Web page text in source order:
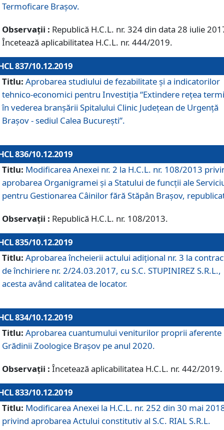
Termoficare Braşov.
Observații : Republică H.C.L. nr. 324 din data 28 iulie
Încetează aplicabilitatea H.C.L. nr. 444/2019.
837/10.12.2019
Titlu: Aprobarea studiului de fezabilitate și a indicatorilor
tehnico-economici pentru Investiția “Extindere rețea
în vederea branșării Spitalului Clinic Județean de Urgență
Brașov - sediul Calea București”.
836/10.12.2019
Titlu: Modificarea Anexei nr. 2 la H.C.L. nr. 108/2013
aprobarea Organigramei şi a Statului de funcții ale
pentru Gestionarea Câinilor fără Stăpân Brașov,
Observații : Republică H.C.L. nr. 108/2013.
835/10.12.2019
Titlu: Aprobarea încheierii actului adițional nr. 3 la
de închiriere nr. 2/24.03.2017, cu S.C. STUPINIREZ S.R.L.,
acesta având calitatea de locator.
834/10.12.2019
Titlu: Aprobarea cuantumului veniturilor proprii aferente
Grădinii Zoologice Braşov pe anul 2020.
Observații : Încetează aplicabilitatea H.C.L. nr. 442/2019.
833/10.12.2019
Titlu: Modificarea Anexei la H.C.L. nr. 252 din 30 mai
privind aprobarea Actului constitutiv al S.C. RIAL S.R.L.